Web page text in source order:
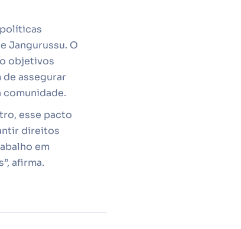
Jangurussu. O
objetivos
de assegurar
comunidade.
esse pacto
direitos
em
afirma.